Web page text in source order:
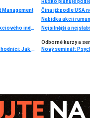
Management
Vývoj britského akciového indexu FTSE
Čína již podle USA
Nejsilnější a
Světový bestseller o tradingu v češtině! Úspěšní obchodníci: Jak běžní lidé porážejí Wall Street v jeho vlastní hře
Odborné kurzy a